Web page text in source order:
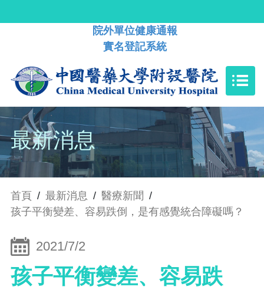
院外單位健康通報
實名登記系統
最新消息
首頁 / 最新消息 / 醫療新聞 /
孩子平衡變差、容易跌倒，是有感覺統合障礙嗎？
2021/7/2
孩子平衡變差、容易跌